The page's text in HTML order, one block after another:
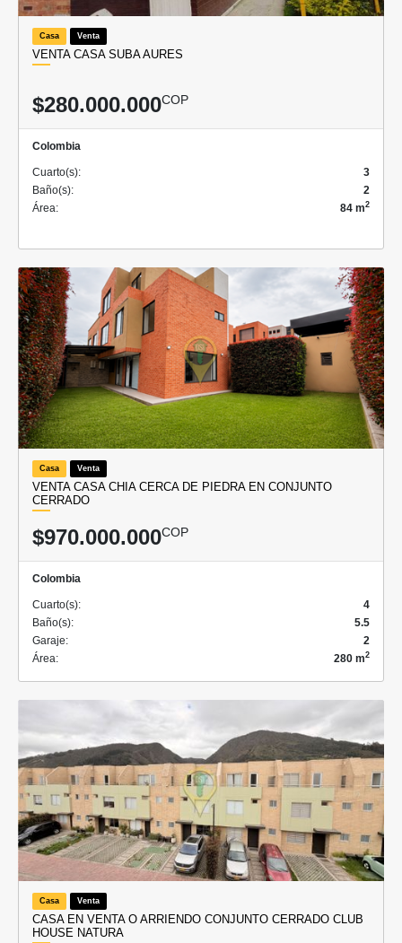
Casa Venta
VENTA CASA SUBA AURES
$280.000.000COP
Colombia
Cuarto(s):
3
Baño(s):
2
Área:
84 m2
Casa Venta
VENTA CASA CHIA CERCA DE PIEDRA EN CONJUNTO
CERRADO
$970.000.000COP
Colombia
Cuarto(s):
4
Baño(s):
5.5
Garaje:
2
Área:
280 m2
Casa Venta
CASA EN VENTA O ARRIENDO CONJUNTO CERRADO CLUB
HOUSE NATURA